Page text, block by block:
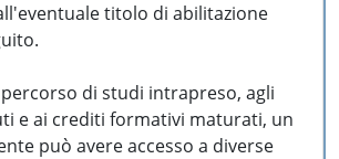
titolo di abilitazione
di studi intrapreso, agli
e ai crediti formativi maturati, un
può avere accesso a diverse